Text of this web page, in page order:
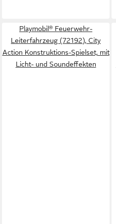
Playmobil® Feuerwehr-
Leiterfahrzeug (72192), City
Action Konstruktions-Spielset, mit
Licht- und Soundeffekten